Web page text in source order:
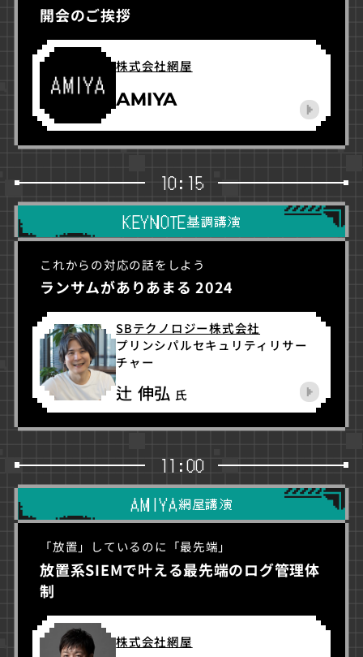
開会のご挨拶
株式会社網屋
10:15
KEYNOTE基調講演
これからの対応の話をしよう
ランサムがありあまる 2024
SBテクノロジー株式会社
プリンシパルセキュリティリサー
チャー
辻 伸弘 氏
11:00
AMIYA網屋講演
「放置」しているのに「最先端」
放置系SIEMで叶える最先端のログ管理体
制
株式会社網屋